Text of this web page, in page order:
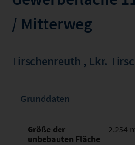
/ Mitterweg
Tirschenreuth , Lkr.
Grunddaten
Größe der
unbebauten Fläche
2.254